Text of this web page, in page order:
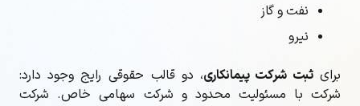
نفت و گاز
نیرو
برایثبت شرکت پیمانکاری، دو قالب حقوقی رایج وجود دارد:
شرکت با مسئولیت محدود و شرکت سهامی خاص. شرکت